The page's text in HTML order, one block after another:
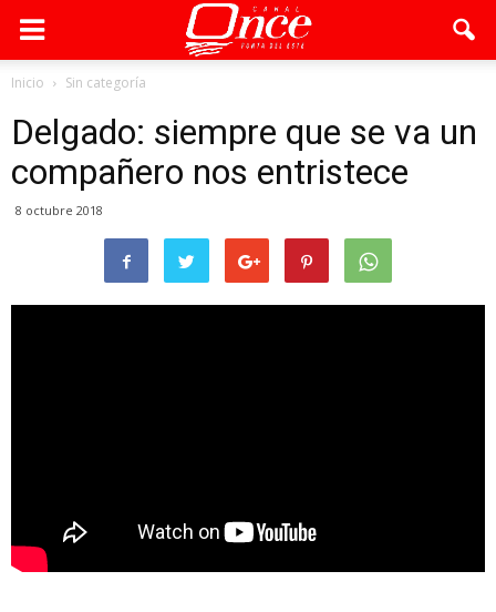
Inicio Sin categoría
Delgado: siempre que se va un
compañero nos entristece
8 octubre 2018